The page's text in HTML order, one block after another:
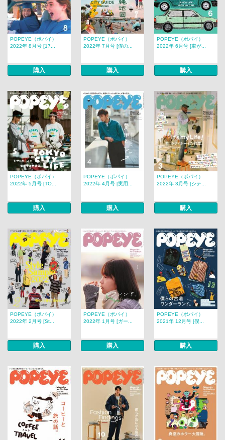
POPEYE（ポパイ）
2022年 8月号 [17...
購入
POPEYE（ポパイ）
2022年 7月号 [僕の...
購入
POPEYE（ポパイ）
2022年 6月号 [車が...
購入
POPEYE（ポパイ）
2022年 5月号 [TO...
購入
POPEYE（ポパイ）
2022年 4月号 [実用...
購入
POPEYE（ポパイ）
2022年 3月号 [シテ...
購入
POPEYE（ポパイ）
2022年 2月号 [St...
購入
POPEYE（ポパイ）
2022年 1月号 [ガー...
購入
POPEYE（ポパイ）
2021年 12月号 [僕...
購入